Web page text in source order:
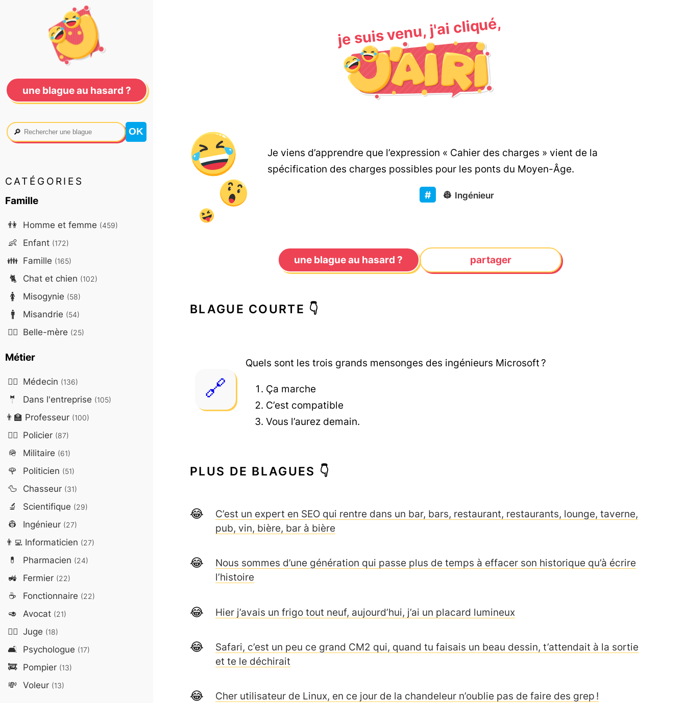
je suis venu, j'ai cliqué,
Je viens d’apprendre que l’expression « Cahier des charges » vient de la
spécification des charges possibles pour les ponts du Moyen-Âge.
👷 Ingénieur
une blague au hasard ? partager
BLAGUE COURTE 👇
Quels sont les trois grands mensonges des ingénieurs Microsoft ?
Ça marche
C’est compatible
Vous l’aurez demain.
PLUS DE BLAGUES 👇
C’est un expert en SEO qui rentre dans un bar, bars, restaurant, restaurants, lounge, taverne,
pub, vin, bière, bar à bière
Nous sommes d’une génération qui passe plus de temps à effacer son historique qu’à écrire
l’histoire
Hier j’avais un frigo tout neuf, aujourd’hui, j’ai un placard lumineux
Safari, c’est un peu ce grand CM2 qui, quand tu faisais un beau dessin, t’attendait à la sortie
et te le déchirait
Cher utilisateur de Linux, en ce jour de la chandeleur n’oublie pas de faire des grep !
une blague au hasard ?
🔎
CATÉGORIES
Famille
👫 Homme et femme (459)
👶 Enfant (172)
👪 Famille (165)
🐈 Chat et chien (102)
🚺 Misogynie (58)
🚹 Misandrie (54)
🤷‍♀️ Belle-mère (25)
Métier
👨‍⚕️ Médecin (136)
🤵 Dans l'entreprise (105)
👨‍🏫 Professeur (100)
👮‍♂️ Policier (87)
🪖 Militaire (61)
🌹 Politicien (51)
🦆 Chasseur (31)
🔬 Scientifique (29)
👷 Ingénieur (27)
👨‍💻Informaticien (27)
💊 Pharmacien (24)
🚜 Fermier (22)
☕ Fonctionnaire (22)
🥑 Avocat (21)
👨‍⚖️ Juge (18)
🛋️ Psychologue (17)
🚒 Pompier (13)
💸 Voleur (13)